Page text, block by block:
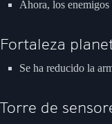
Ahora, los
Fortaleza
Se ha reducido la
Torre de